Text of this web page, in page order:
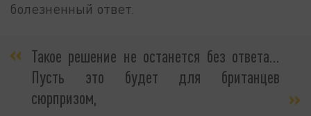
болезненный ответ.
Такое решение не останется без ответа…
Пусть это будет для британцев
сюрпризом,